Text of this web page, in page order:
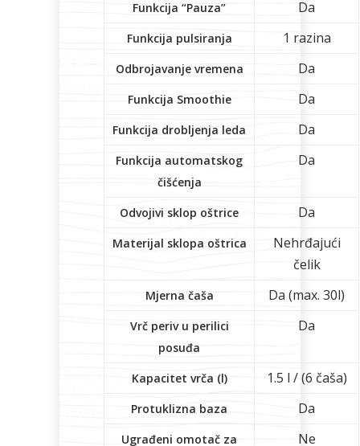
Funkcija “Pauza” Da
Funkcija pulsiranja 1 razina
Odbrojavanje vremena Da
Funkcija Smoothie Da
Funkcija drobljenja leda Da
Funkcija automatskog
čišćenja
Da
Odvojivi sklop oštrice Da
Materijal sklopa oštrica
Nehrđajući
čelik
Mjerna čaša Da (max. 30l)
Vrč periv u perilici
posuđa
Da
Kapacitet vrča (l) 1.5 l / (6 čaša)
Protuklizna baza Da
Ugrađeni omotač za
Ne